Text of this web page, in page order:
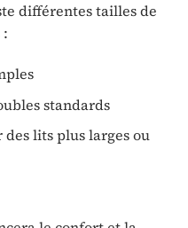
différentes tailles de
standards
des lits plus larges ou